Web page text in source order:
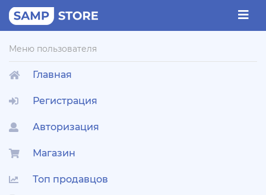
Меню пользователя
Главная
Регистрация
Авторизация
Магазин
Топ продавцов